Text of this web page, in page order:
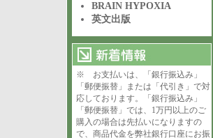
BRAIN HYPOXIA
英文出版
※ お支払いは、「銀行振込み」
「郵便振替」または「代引き」で対
応しております。「銀行振込み」
「郵便振替」では、1万円以上のご
購入の場合は先払いになりますの
で、商品代金を弊社銀行口座にお振